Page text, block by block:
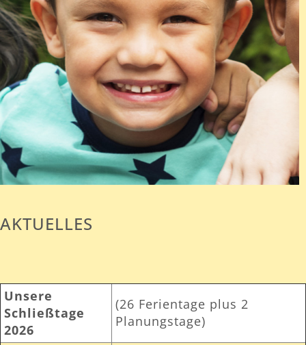
AKTUELLES
Unsere
Schließtage
2026
(26 Ferientage plus 2
Planungstage)